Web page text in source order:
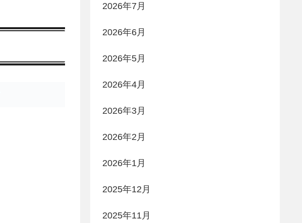
2026年7月
2026年6月
2026年5月
2026年4月
2026年3月
2026年2月
2026年1月
2025年12月
2025年11月